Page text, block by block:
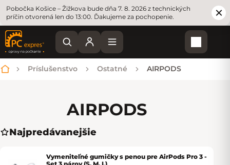
Pobočka Košice – Žižkova bude dňa 7. 8. 2026 z technických
príčin otvorená len do 13:00. Ďakujeme za pochopenie.
Domov
Príslušenstvo Ostatné AIRPODS
AIRPODS
Najpredávanejšie
Vymeniteľné gumičky s penou pre AirPods Pro 3 -